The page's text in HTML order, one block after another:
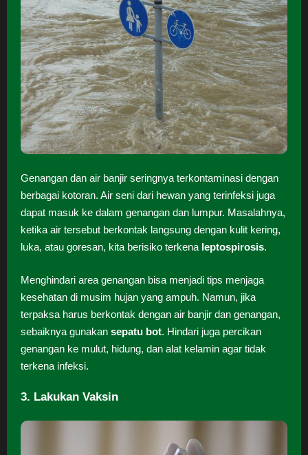
Genangan dan air banjir seringnya terkontaminasi dengan
berbagai kotoran. Air seni dari hewan yang terinfeksi juga
dapat masuk ke dalam genangan dan lumpur. Masalahnya,
ketika air tersebut berkontak langsung dengan kulit kering,
luka, atau goresan, kita berisiko terkena leptospirosis.
Menghindari area genangan bisa menjadi tips menjaga
kesehatan di musim hujan yang ampuh. Namun, jika
terpaksa harus berkontak dengan air banjir dan genangan,
sebaiknya gunakan sepatu bot. Hindari juga percikan
genangan ke mulut, hidung, dan alat kelamin agar tidak
terkena infeksi.
3. Lakukan Vaksin